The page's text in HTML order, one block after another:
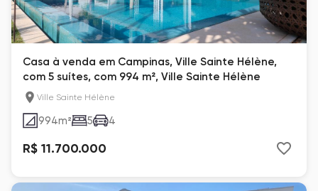
Casa à venda em Campinas, Ville Sainte Hélène,
com 5 suítes, com 994 m², Ville Sainte Hélène
Ville Sainte Hélène
994m² 5 4
R$ 11.700.000